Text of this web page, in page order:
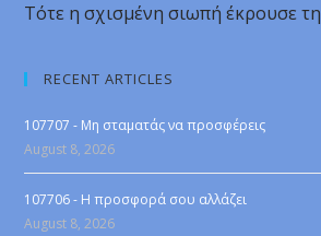
Τότε η σχισμένη σιωπή έκρουσε
RECENT ARTICLES
107707 - Μη σταματάς να προσφέρεις
August 8, 2026
107706 - Η προσφορά σου αλλάζει
August 8, 2026